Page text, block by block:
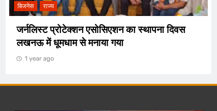
दिवस
धार्मिक पर्यावरण
अमरनाथ यात्रा 2026 की तारीखों का
अप्रैल से रजिस्ट्रेशन होगा शुरू